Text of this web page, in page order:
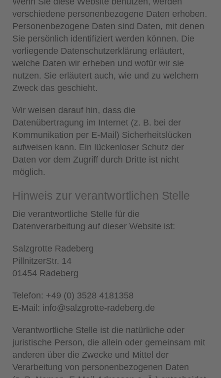
verschiedene personenbezogene Daten erhoben.
Personenbezogene Daten sind Daten, mit denen
Sie persönlich identifiziert werden können. Die
vorliegende Datenschutzerklärung erläutert,
welche Daten wir erheben und wofür wir sie
nutzen. Sie erläutert auch, wie und zu welchem
Zweck das geschieht.
Wir weisen darauf hin, dass die
Datenübertragung im Internet (z. B. bei der
Kommunikation per E-Mail) Sicherheitslücken
aufweisen kann. Ein lückenloser Schutz der
Daten vor dem Zugriff durch Dritte ist nicht
möglich.
Hinweis zur verantwortlichen Stelle
Die verantwortliche Stelle für die
Datenverarbeitung auf dieser Website ist:
Salzgrotte Radeberg
PillnitzerStr. 14
01454 Radeberg
Telefon: +49 (0) 3528 4181358
E-Mail: info@salzgrotte-radeberg.de
Verantwortliche Stelle ist die natürliche oder
juristische Person, die allein oder gemeinsam mit
anderen über die Zwecke und Mittel der
Verarbeitung von personenbezogenen Daten